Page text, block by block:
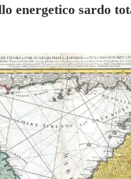
energetico sardo